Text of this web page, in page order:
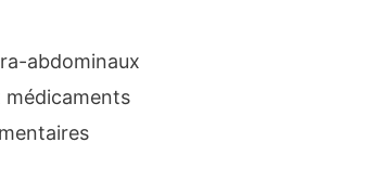
abdominaux
médicaments